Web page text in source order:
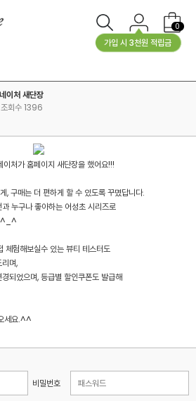
가입 시 3천원 적립금
0
이처 새단장
조회수 1396
처가 홈페이지 새단장을 했어요!!!
, 구매는 더 편하게 할 수 있도록 꾸몄답니다.
누구나 좋아하는 어성초 시리즈로
^_^
체험해보실수 있는 뷰티 테스터도
며,
되었으며, 등급별 할인쿠폰도 발급해
세요.^^
비밀번호